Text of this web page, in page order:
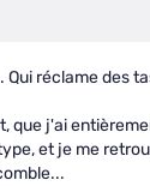
réclame des
j'ai
et je me